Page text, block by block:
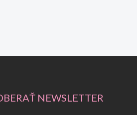
NEWSLETTER